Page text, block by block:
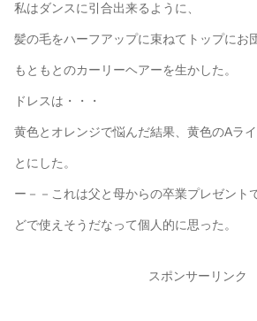
私はダンスに引合出来るように、
髪の毛をハーフアップに束ねてトップにお
もともとのカーリーヘアーを生かした。
ドレスは・・・
黄色とオレンジで悩んだ結果、黄色のAラ
とにした。
ー－－これは父と母からの卒業プレゼント
どで使えそうだなって個人的に思った。
スポンサーリンク